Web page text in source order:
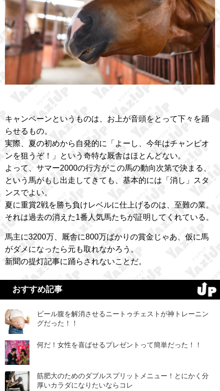
キャンペーンというものは、お上が音頭をとって下々を踊
らせるもの。
実際、夏の初めから自発的に「よーし、今年はチャンピオ
ンを狙うぞ！」という奇特な厩舎はほとんどない。
よって、サマー2000の行方がこの馬の動向次第で決まる、
という馬がもし出走してきても、基本的には「消し」スタ
ンスでよい。
夏に重賞2戦を勝ち負けレベルに仕上げるのは、至難の業。
それは過去の消えた1番人気馬たちが証明してくれている。
馬主に3200万、厩舎に800万ばかりの賞金じゃあ、仮に馬
がダメになったら元も取れなかろう。
新聞の提灯記事に踊らされないことだ。
おすすめ記事
ビール腹を解消させるニートゥチェストが神トレーニン
グだった！！
何だ！女性を喜ばせるプレゼントって簡単だった！！
筋肥大のためのダブルスプリットメニュー！とにかく分
厚いカラダになりたいならコレ